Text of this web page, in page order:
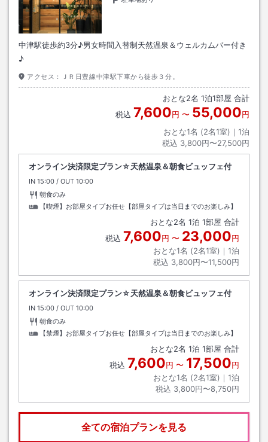
中津駅徒歩約3分♪男女時間入替制天然温泉＆ウェルカムバー付き
♪
アクセス： ＪＲ日豊線中津駅下車から徒歩３分。
おとな2名 1泊1部屋 合計
税込 7,600円 〜 55,000円
おとな1名 (2名1室)｜ 1泊
税込 3,800円〜27,500円
オンライン決済限定プラン☆天然温泉＆朝食ビュッフェ付
IN チェックイン
15:00 / OUT チェックアウト
10:00
朝食のみ
【喫煙】お部屋タイプお任せ【部屋タイプは当日までのお楽しみ】
おとな2名 1泊 1部屋 合計
税込 7,600円 〜 23,000円
おとな1名 (2名1室)｜ 1泊
税込 3,800円〜11,500円
オンライン決済限定プラン☆天然温泉＆朝食ビュッフェ付
IN チェックイン
15:00 / OUT チェックアウト
10:00
朝食のみ
【禁煙】お部屋タイプお任せ【部屋タイプは当日までのお楽しみ】
おとな2名 1泊 1部屋 合計
税込 7,600円 〜 17,500円
おとな1名 (2名1室)｜ 1泊
税込 3,800円〜8,750円
全ての宿泊プランを見る